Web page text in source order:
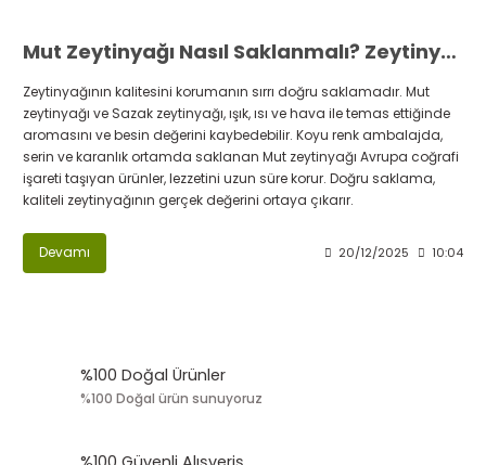
Mut Zeytinyağı Nasıl Saklanmalı? Zeytinyağınızı Bozan 3 Gizli Düşman ve Doğru Saklama Rehberi
Zeytinyağının kalitesini korumanın sırrı doğru saklamadır. Mut
zeytinyağı ve Sazak zeytinyağı, ışık, ısı ve hava ile temas ettiğinde
aromasını ve besin değerini kaybedebilir. Koyu renk ambalajda,
serin ve karanlık ortamda saklanan Mut zeytinyağı Avrupa coğrafi
işareti taşıyan ürünler, lezzetini uzun süre korur. Doğru saklama,
kaliteli zeytinyağının gerçek değerini ortaya çıkarır.
Devamı 20/12/2025 10:04
%100 Doğal Ürünler
%100 Doğal ürün sunuyoruz